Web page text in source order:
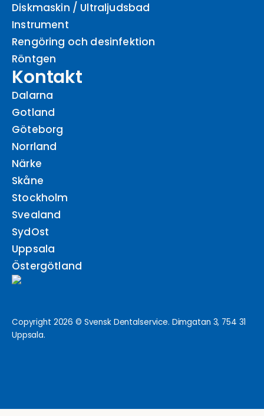
Diskmaskin / Ultraljudsbad
Instrument
Rengöring och desinfektion
Röntgen
Kontakt
Dalarna
Gotland
Göteborg
Norrland
Närke
Skåne
Stockholm
Svealand
SydOst
Uppsala
Östergötland
Copyright 2026 © Svensk Dentalservice. Dimgatan 3, 754 31
Uppsala.